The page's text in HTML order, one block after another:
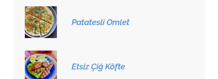
Patatesli Omlet
Etsiz Çiğ Köfte